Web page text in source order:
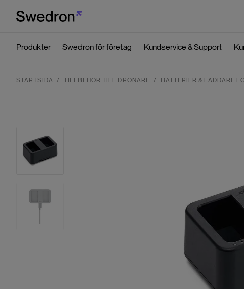
Produkter Swedron för företag Kundservice & Support
STARTSIDA TILLBEHÖR TILL DRÖNARE BATTERIER & LADDARE